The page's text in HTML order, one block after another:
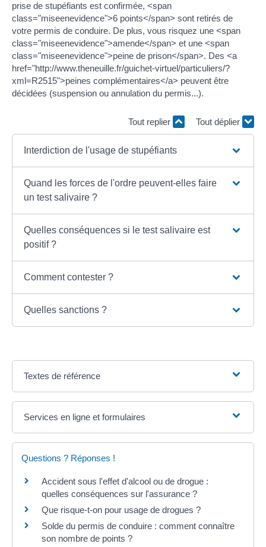
prise de stupéfiants est confirmée, <span
class="miseenevidence">6 points</span> sont retirés de
votre permis de conduire. De plus, vous risquez une <span
class="miseenevidence">amende</span> et une <span
class="miseenevidence">peine de prison</span>. Des <a
href="http://www.theneuille.fr/guichet-virtuel/particuliers/?
xml=R2515">peines complémentaires</a> peuvent être
décidées (suspension ou annulation du permis...).
Tout replier Tout déplier
Interdiction de l'usage de stupéfiants
Quand les forces de l'ordre peuvent-elles faire
un test salivaire ?
Quelles conséquences si le test salivaire est
positif ?
Comment contester ?
Quelles sanctions ?
Textes de référence
Services en ligne et formulaires
Questions ? Réponses !
Accident sous l'effet d'alcool ou de drogue :
quelles conséquences sur l'assurance ?
Que risque-t-on pour usage de drogues ?
Solde du permis de conduire : comment connaître
son nombre de points ?